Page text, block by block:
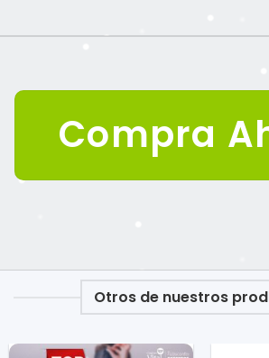
Compra
Otros de nuestros